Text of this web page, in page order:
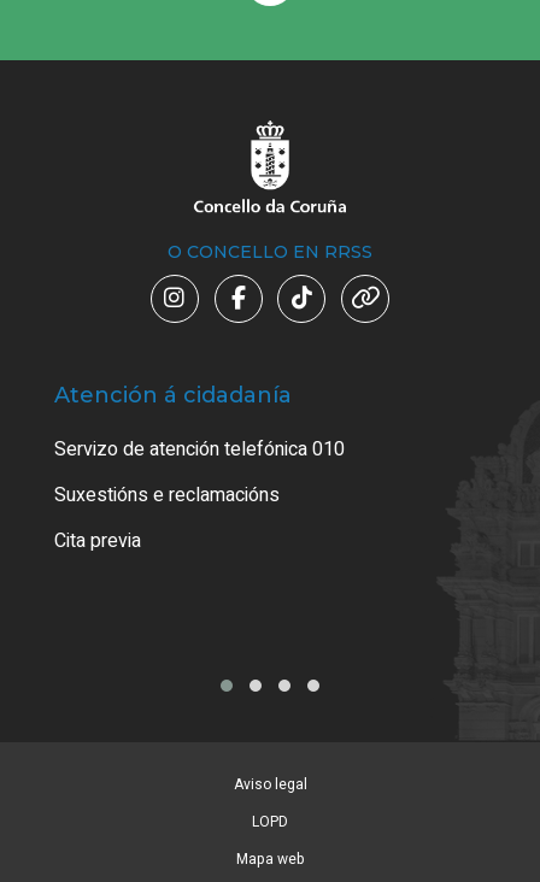
O CONCELLO EN RRSS
Atención á cidadanía
Servizo de atención telefónica 010
Suxestións e reclamacións
Cita previa
Aviso legal
LOPD
Mapa web